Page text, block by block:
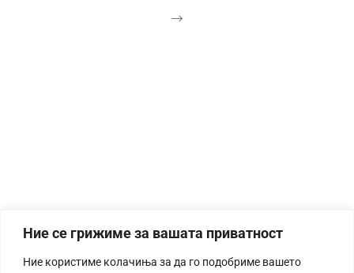
Ние се грижиме за вашата приватност
Ние користиме колачиња за да го подобриме вашето